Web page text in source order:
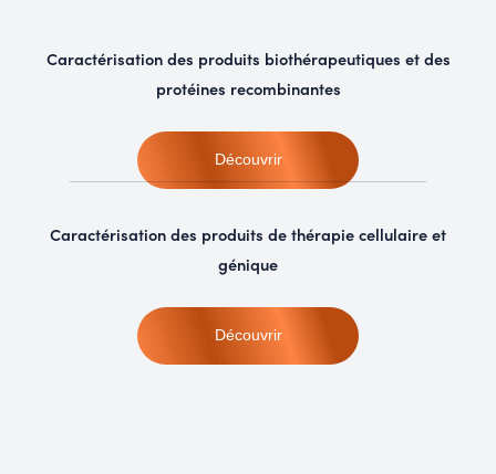
Caractérisation des produits biothérapeutiques et des
protéines recombinantes
Découvrir
Caractérisation des produits de thérapie cellulaire et
génique
Découvrir